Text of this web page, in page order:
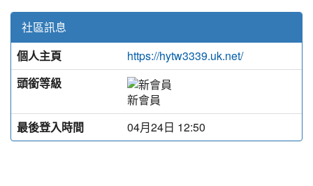
社區訊息
個人主頁
https://hytw3339.uk.net/
頭銜等級
新會員
最後登入時間
04月24日 12:50